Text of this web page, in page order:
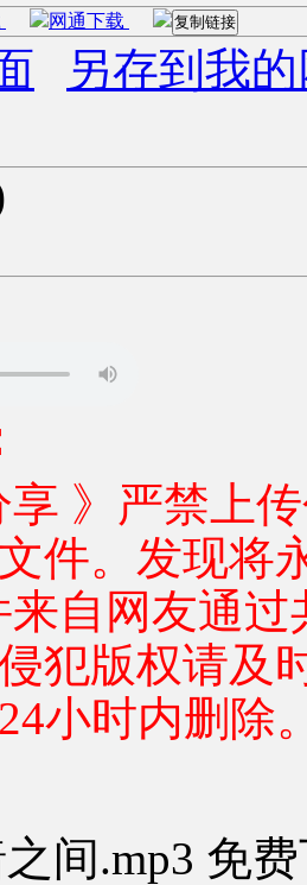
网通下载 复制链接
另存到我
享 》严禁上
件。发现将
来自网友通
犯版权请及
小时内删除
间.mp3 免